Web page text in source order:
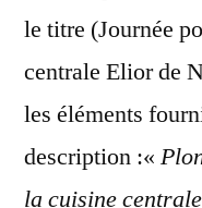
le titre (Journée
centrale Elior de
les éléments
description :«
la cuisine